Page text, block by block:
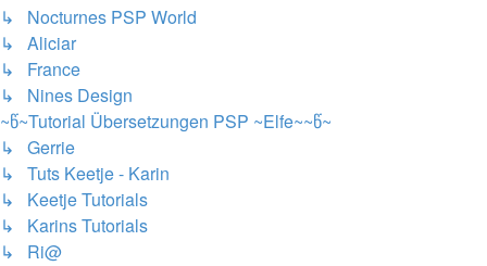
↳ Nocturnes PSP World
↳ Aliciar
↳ France
↳ Nines Design
~წ~Tutorial Übersetzungen PSP ~Elfe~~წ~
↳ Gerrie
↳ Tuts Keetje - Karin
↳ Keetje Tutorials
↳ Karins Tutorials
↳ Ri@